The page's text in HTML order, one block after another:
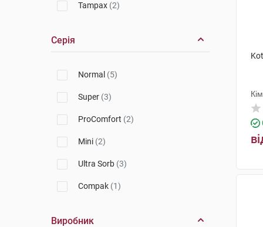
Tampax (2)
Серія
Normal (5)
Super (3)
ProComfort (2)
Mini (2)
Ultra Sorb (3)
Compak (1)
Виробник